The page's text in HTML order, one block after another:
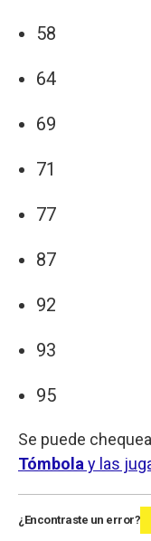
58
64
69
71
77
87
92
93
95
Se puede
Tómbola y las
¿Encontraste un error?